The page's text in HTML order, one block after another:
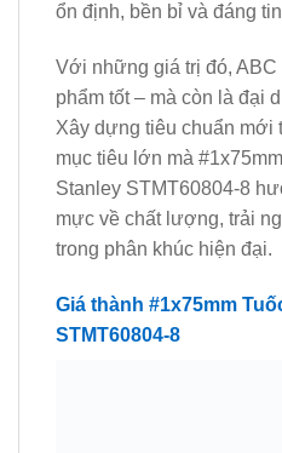
ổn định, bền bỉ và đáng
Với những giá trị đó, ABC
phẩm tốt – mà còn là đại
Xây dựng tiêu chuẩn mới
mục tiêu lớn mà
Stanley STMT60804-8
mực về chất lượng, trải
trong phân khúc hiện đại.
Giá thành #1x75mm
STMT60804-8